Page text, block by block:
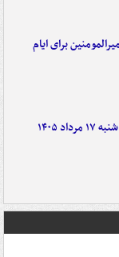
برای ایام
۱۴۰۵